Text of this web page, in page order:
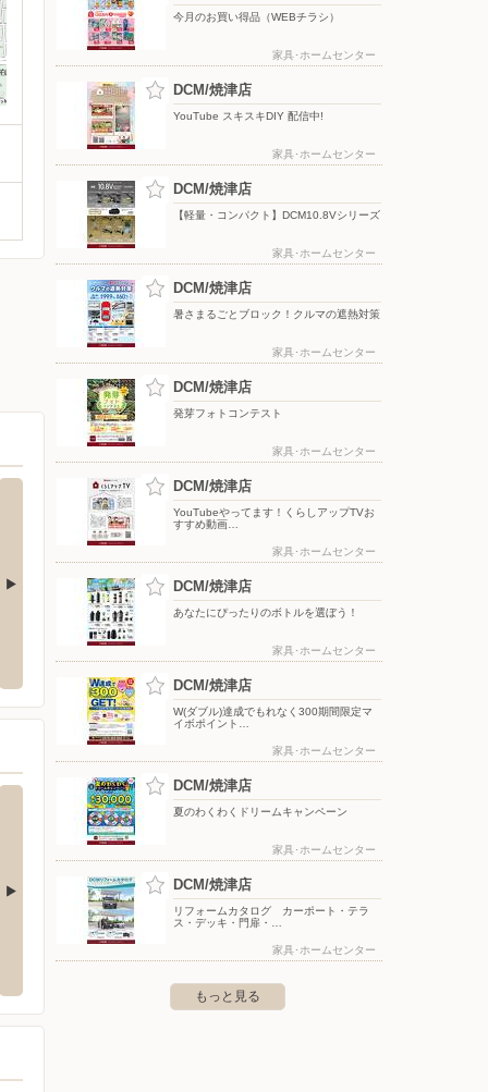
園町8923-17 〒425-0045 静岡県焼津市祢宜島555
今月のお買い得品（WEBチラシ）
家具･ホームセンター
DCM/焼津店
YouTube スキスキDIY 配信中!
家具･ホームセンター
DCM/焼津店
【軽量・コンパクト】DCM10.8Vシリーズ
家具･ホームセンター
DCM/焼津店
暑さまるごとブロック！クルマの遮熱対策
家具･ホームセンター
DCM/焼津店
発芽フォトコンテスト
家具･ホームセンター
DCM/焼津店
YouTubeやってます！くらしアップTVお
すすめ動画…
家具･ホームセンター
DCM/焼津店
あなたにぴったりのボトルを選ぼう！
家具･ホームセンター
DCM/焼津店
W(ダブル)達成でもれなく300期間限定マ
イボポイント…
家具･ホームセンター
DCM/焼津店
夏のわくわくドリームキャンペーン
家具･ホームセンター
DCM/焼津店
リフォームカタログ カーポート・テラ
ス・デッキ・門扉・…
家具･ホームセンター
もっと見る